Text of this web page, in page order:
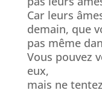
Car leurs
demain, que
pas même
Vous pouvez
eux,
mais ne